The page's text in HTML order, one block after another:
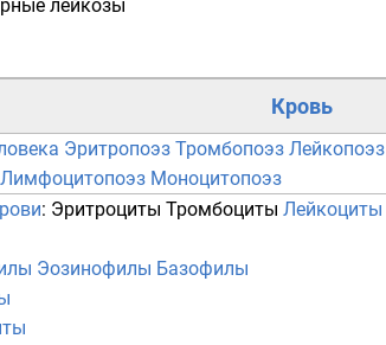
лейкозы
Кровь
Эритропоэз Тромбопоэз Лейкопоэз
Лимфоцитопоэз Моноцитопоэз
: Эритроциты Тромбоциты Лейкоциты
Эозинофилы Базофилы